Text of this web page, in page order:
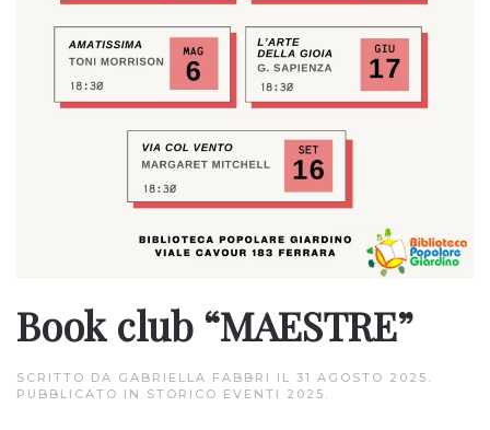
Book club “MAESTRE”
SCRITTO DA GABRIELLA FABBRI IL 31 AGOSTO 2025 .
PUBBLICATO IN STORICO EVENTI 2025 .